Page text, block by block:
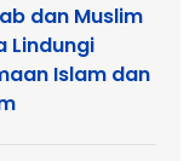
dan Muslim
Lindungi
Islam dan